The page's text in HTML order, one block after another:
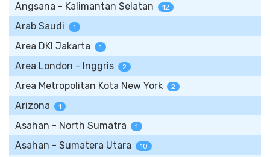
Angsana - Kalimantan Selatan 12
Arab Saudi 1
Area DKI Jakarta 1
Area London - Inggris 2
Area Metropolitan Kota New York 2
Arizona 1
Asahan - North Sumatra 1
Asahan - Sumatera Utara 10